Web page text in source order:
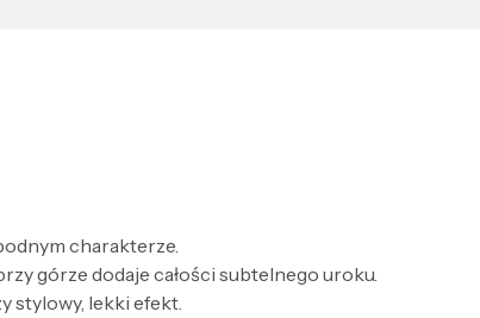
charakterze.
górze dodaje całości subtelnego uroku.
stylowy, lekki efekt.